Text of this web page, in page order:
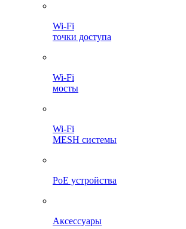
Wi-Fi
точки доступа
Wi-Fi
мосты
Wi-Fi
MESH системы
PoE устройства
Аксессуары